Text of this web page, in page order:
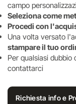
campo
Seleziona come
Procedi con
Una volta versato
stampare il tuo
Per qualsiasi
contattarci
Richiesta info e